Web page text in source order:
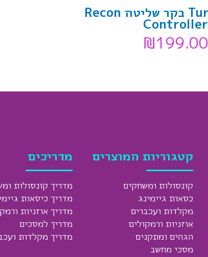
Turtle Beach בקר שליטה Recon
Controller
₪199.00
קטגוריות המוצרים
קונסולות ומשחקים
כסאות גיימינג
מקלדות ועכברים
אוזניות ורמקולים
הגהים ומתקנים
מסכי מחשב
מדריכים
מדריך קונסולות
מדריך כיסאות
מדריך אוזניות
מדריך למסכים
מדריך מקלדות